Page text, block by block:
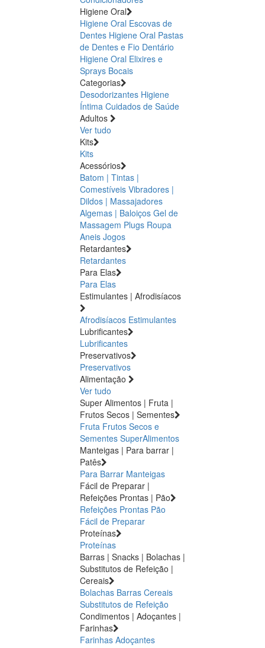
Higiene Oral
Higiene Oral Escovas de
Dentes Higiene Oral Pastas
de Dentes e Fio Dentário
Higiene Oral Elixires e
Sprays Bocais
Categorias
Desodorizantes Higiene
Íntima Cuidados de Saúde
Adultos
Ver tudo
Kits
Kits
Acessórios
Batom | Tintas |
Comestíveis Vibradores |
Dildos | Massajadores
Algemas | Baloiços Gel de
Massagem Plugs Roupa
Aneis Jogos
Retardantes
Retardantes
Para Elas
Para Elas
Estimulantes | Afrodisíacos
Afrodisíacos Estimulantes
Lubrificantes
Lubrificantes
Preservativos
Preservativos
Alimentação
Ver tudo
Super Alimentos | Fruta |
Frutos Secos | Sementes
Fruta Frutos Secos e
Sementes SuperAlimentos
Manteigas | Para barrar |
Patês
Para Barrar Manteigas
Fácil de Preparar |
Refeições Prontas | Pão
Refeições Prontas Pão
Fácil de Preparar
Proteínas
Proteínas
Barras | Snacks | Bolachas |
Substitutos de Refeição |
Cereais
Bolachas Barras Cereais
Substitutos de Refeição
Condimentos | Adoçantes |
Farinhas
Farinhas Adoçantes